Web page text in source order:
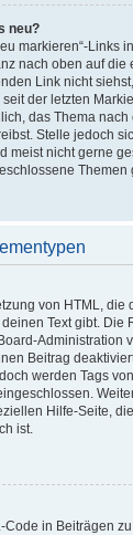
neu?
markieren“-Links
nach oben auf die
Link nicht
der letzten
das Thema
Stelle jedoch
meist nicht gerne
Themen
von HTML, die
Text gibt. Die
Administration
Beitrag
werden Tags von
Hilfe-Seite,
ist.
Code in Beiträgen